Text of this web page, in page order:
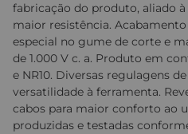
fabricação do produto, aliado
maior resistência.
especial no gume de corte e
de 1.000 V c. a. Produto em
e NR10. Diversas regulagens
versatilidade à ferramenta.
cabos para maior conforto ao
produzidas e testadas